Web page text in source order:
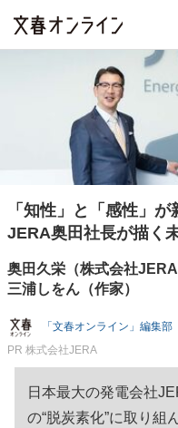
「知性」と「感性」
JERA奥田社長が描く
奥田久栄（株式会社
三浦しをん（作家）
「文春オンライン」編集部
PR 株式会社JERA
日本最大の発電会社
の“脱炭素化”に取り組